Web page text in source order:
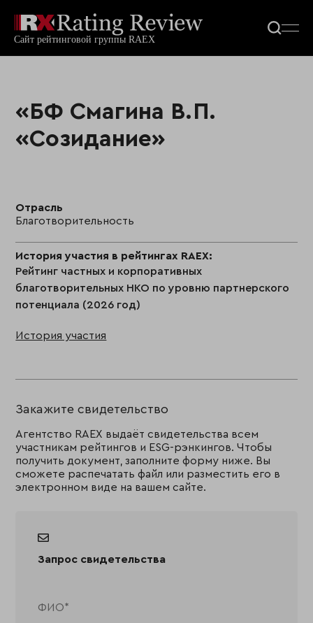
«БФ Смагина В.П.
«Созидание»
Отрасль
Благотворительность
История участия в рейтингах RAEX:
Рейтинг частных и корпоративных
благотворительных НКО по уровню партнерского
потенциала (2026 год)
История участия
Закажите свидетельство
Агентство RAEX выдаёт свидетельства всем
участникам рейтингов и ESG-рэнкингов. Чтобы
получить документ, заполните форму ниже. Вы
сможете распечатать файл или разместить его в
электронном виде на вашем сайте.
Запрос свидетельства